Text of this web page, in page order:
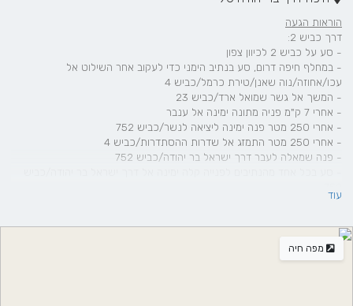
הוראות הגעה
דרך כביש 2:
- סע על כביש 2 לכיוון צפון
- במחלף חיפה דרום, סע בנתיב הימני כדי לעקוב אחר השילוט אל
עכו/אחוזה/נוה שאנן/טירת כרמל/כביש 4
- המשך אל גשר שמואל ארד/כביש 23
- אחרי 7 ק"מ פניה מתונה ימינה אל ענבר
- אחרי 250 מטר פנה ימינה ליציאה לנשר/כביש 752
- אחרי 250 מטר התמזג אל שדרות ההסתדרות/כביש 4
- פנה שמאלה לעבר דרך ישראל בר יהודה/כביש 752
- המשך בכביש 752
דרך כביש 6:
- סע על כביש 6 לכיוון צפון
עוד
מפה חיה